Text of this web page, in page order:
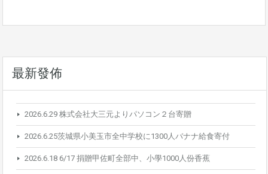
最新發佈
2026.6.29 株式会社大三元よりパソコン２台寄贈
2026.6.25茨城県小美玉市全中学校に1300人バナナ給食寄付
2026.6.18 6/17 捐贈甲佐町全部中、小學1000人份香蕉